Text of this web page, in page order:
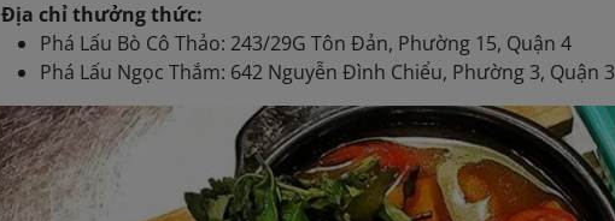
Địa chỉ thưởng thức:
Phá Lấu Bò Cô Thảo: 243/29G Tôn Đản, Phường 15, Quận 4
Phá Lấu Ngọc Thắm: 642 Nguyễn Đình Chiểu, Phường 3, Quận 3